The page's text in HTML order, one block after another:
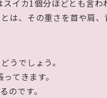
イカ1個分ほどとも言わ
は、その重さを首や肩
うでしょう。
てきます。
のです。